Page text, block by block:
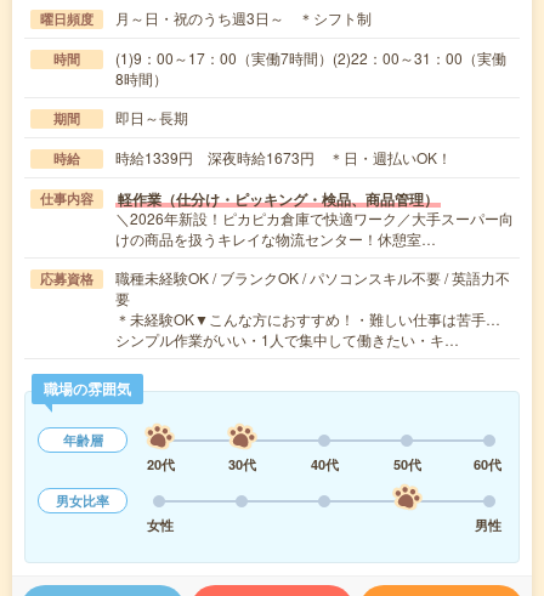
曜日頻度 月～日・祝のうち週3日～ ＊シフト制
時間
(1)9：00～17：00（実働7時間）(2)22：00～31：00（実働
8時間）
期間 即日～長期
時給 時給1339円 深夜時給1673円 ＊日・週払いOK！
仕事内容 軽作業（仕分け・ピッキング・検品、商品管理）
＼2026年新設！ピカピカ倉庫で快適ワーク／大手スーパー向
けの商品を扱うキレイな物流センター！休憩室…
応募資格
職種未経験OK / ブランクOK / パソコンスキル不要 / 英語力不
要
＊未経験OK▼こんな方におすすめ！・難しい仕事は苦手…
シンプル作業がいい・1人で集中して働きたい・キ…
職場の雰囲気
年齢層
20代
30代 40代 50代
60代
男女比率
女性
男性